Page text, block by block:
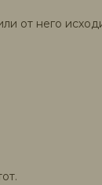
от него